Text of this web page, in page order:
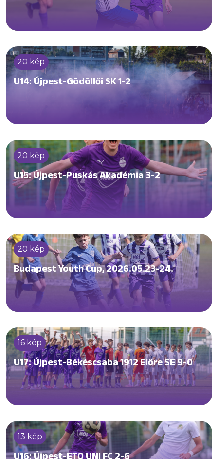
20 kép
U14: Újpest-Gödöllői SK 1-2
20 kép
U15: Újpest-Puskás Akadémia 3-2
20 kép
Budapest Youth Cup, 2026.05.23-24.
16 kép
U17: Újpest-Békéscsaba 1912 Előre SE 9-0
13 kép
U16: Újpest-ETO UNI FC 2-6